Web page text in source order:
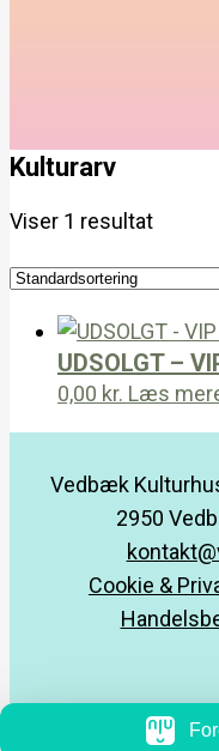
Kulturarv
Viser 1 resultat
UDSOLGT –
0,00 kr. Læs
Vedbæk
2950
Cookie &